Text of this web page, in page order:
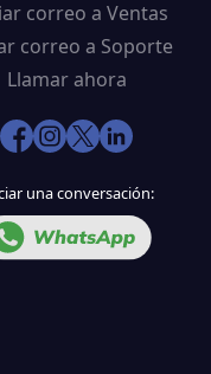
correo a Ventas
correo a Soporte
Llamar ahora
una conversación: